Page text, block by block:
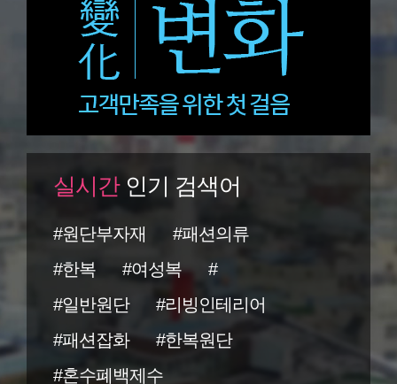
실시간인기 검색어
#원단부자재
#패션의류
#한복
#여성복
#
#일반원단
#리빙인테리어
#패션잡화
#한복원단
#혼수폐백제수